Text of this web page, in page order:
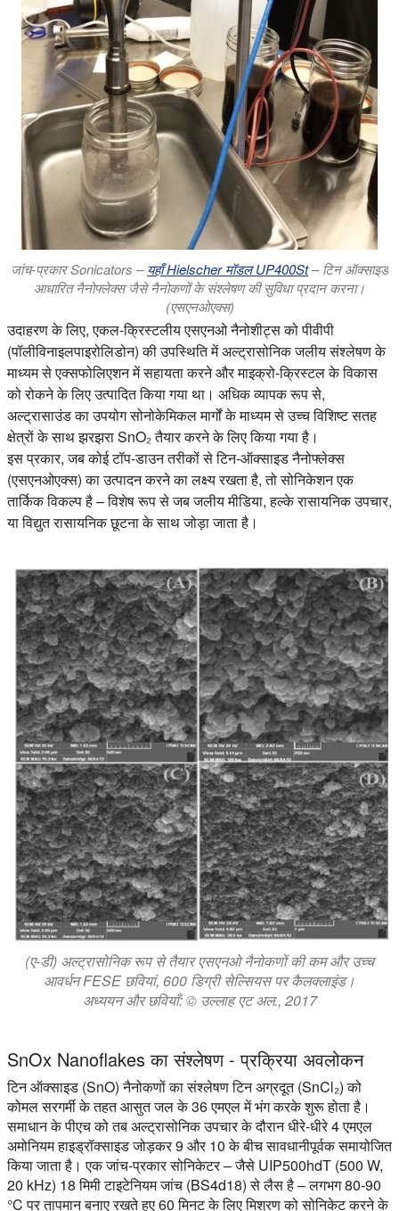
जांच-प्रकार Sonicators – यहाँ Hielscher मॉडल UP400St– टिन ऑक्साइड
आधारित नैनोफ्लेक्स जैसे नैनोकणों के संश्लेषण की सुविधा प्रदान करना।
(एसएनओएक्स)
उदाहरण के लिए, एकल-क्रिस्टलीय एसएनओ नैनोशीट्स को पीवीपी
(पॉलीविनाइलपाइरोलिडोन) की उपस्थिति में अल्ट्रासोनिक जलीय संश्लेषण के
माध्यम से एक्सफोलिएशन में सहायता करने और माइक्रो-क्रिस्टल के विकास
को रोकने के लिए उत्पादित किया गया था। अधिक व्यापक रूप से,
अल्ट्रासाउंड का उपयोग सोनोकेमिकल मार्गों के माध्यम से उच्च विशिष्ट सतह
क्षेत्रों के साथ झरझरा SnO₂ तैयार करने के लिए किया गया है।
इस प्रकार, जब कोई टॉप-डाउन तरीकों से टिन-ऑक्साइड नैनोफ्लेक्स
(एसएनओएक्स) का उत्पादन करने का लक्ष्य रखता है, तो सोनिकेशन एक
तार्किक विकल्प है – विशेष रूप से जब जलीय मीडिया, हल्के रासायनिक उपचार,
या विद्युत रासायनिक छूटना के साथ जोड़ा जाता है।
(ए-डी) अल्ट्रासोनिक रूप से तैयार एसएनओ नैनोकणों की कम और उच्च
आवर्धन FESE छवियां, 600 डिग्री सेल्सियस पर कैलक्लाइंड।
अध्ययन और छवियाँ: © उल्लाह एट अल., 2017
SnOx Nanoflakes का संश्लेषण - प्रक्रिया अवलोकन
टिन ऑक्साइड (SnO) नैनोकणों का संश्लेषण टिन अग्रदूत (SnCl₂) को
कोमल सरगर्मी के तहत आसुत जल के 36 एमएल में भंग करके शुरू होता है।
समाधान के पीएच को तब अल्ट्रासोनिक उपचार के दौरान धीरे-धीरे 4 एमएल
अमोनियम हाइड्रॉक्साइड जोड़कर 9 और 10 के बीच सावधानीपूर्वक समायोजित
किया जाता है। एक जांच-प्रकार सोनिकेटर – जैसे UIP500hdT (500 W,
20 kHz) 18 मिमी टाइटेनियम जांच (BS4d18) से लैस है – लगभग 80-90
°C पर तापमान बनाए रखते हुए 60 मिनट के लिए मिश्रण को सोनिकेट करने के